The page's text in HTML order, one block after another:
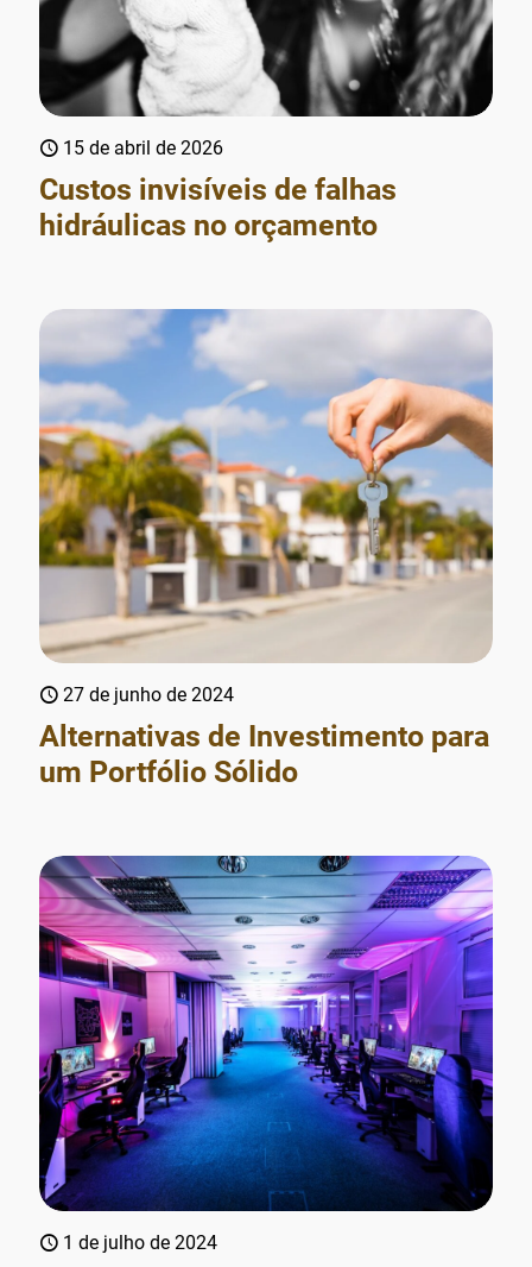
15 de abril de 2026
Custos invisíveis de falhas
hidráulicas no orçamento
27 de junho de 2024
Alternativas de Investimento para
um Portfólio Sólido
1 de julho de 2024